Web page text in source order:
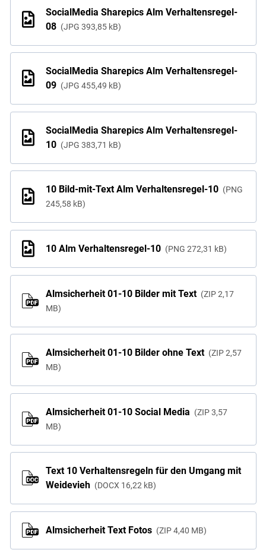
SocialMedia Sharepics Alm Verhaltensregel-
08
JPG 393,85 kB
SocialMedia Sharepics Alm Verhaltensregel-
09
JPG 455,49 kB
SocialMedia Sharepics Alm Verhaltensregel-
10
JPG 383,71 kB
10 Bild-mit-Text Alm Verhaltensregel-10
PNG
245,58 kB
10 Alm Verhaltensregel-10 PNG 272,31 kB
Almsicherheit 01-10 Bilder mit Text ZIP 2,17
MB
Almsicherheit 01-10 Bilder ohne Text ZIP 2,57
MB
Almsicherheit 01-10 Social Media ZIP 3,57
MB
Text 10 Verhaltensregeln für den Umgang mit
Weidevieh
DOCX 16,22 kB
Almsicherheit Text Fotos ZIP 4,40 MB